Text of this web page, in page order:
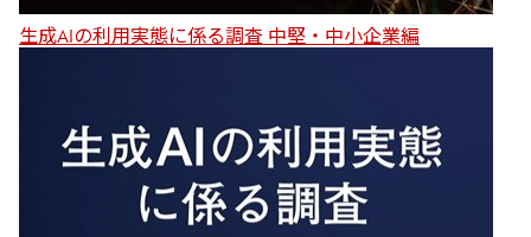
生成AIの利用実態に係る調査 中堅・中小企業編